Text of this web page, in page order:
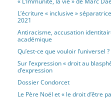
L’écriture « inclusive »
2021
Antiracisme, accusation
académique
Qu’est-ce que vouloir l’universel ?
Sur l’expression « droit au
d’expression
Dossier Condorcet
Le Père Noël et « le droit d’être